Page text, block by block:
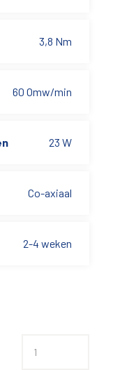
3,8 Nm
60 Omw/min
23 W
Co-axiaal
2-4 weken